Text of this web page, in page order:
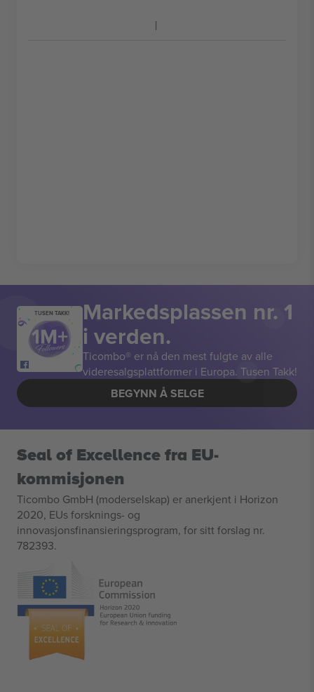
TUSEN TAKK! Markedsplassen nr. 1
i verden.
Ticombo® er nå den mest fulgte av alle
videresalgsplattformer i Europa. Tusen Takk!
BEGYNN Å SELGE
Seal of Excellence fra EU-
kommisjonen
Ticombo GmbH (moderselskap) er anerkjent i Horizon
2020, EUs forsknings- og
innovasjonsfinansieringsprogram, for sitt forslag nr.
782393.